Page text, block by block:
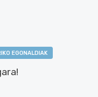
EGONALDIAK